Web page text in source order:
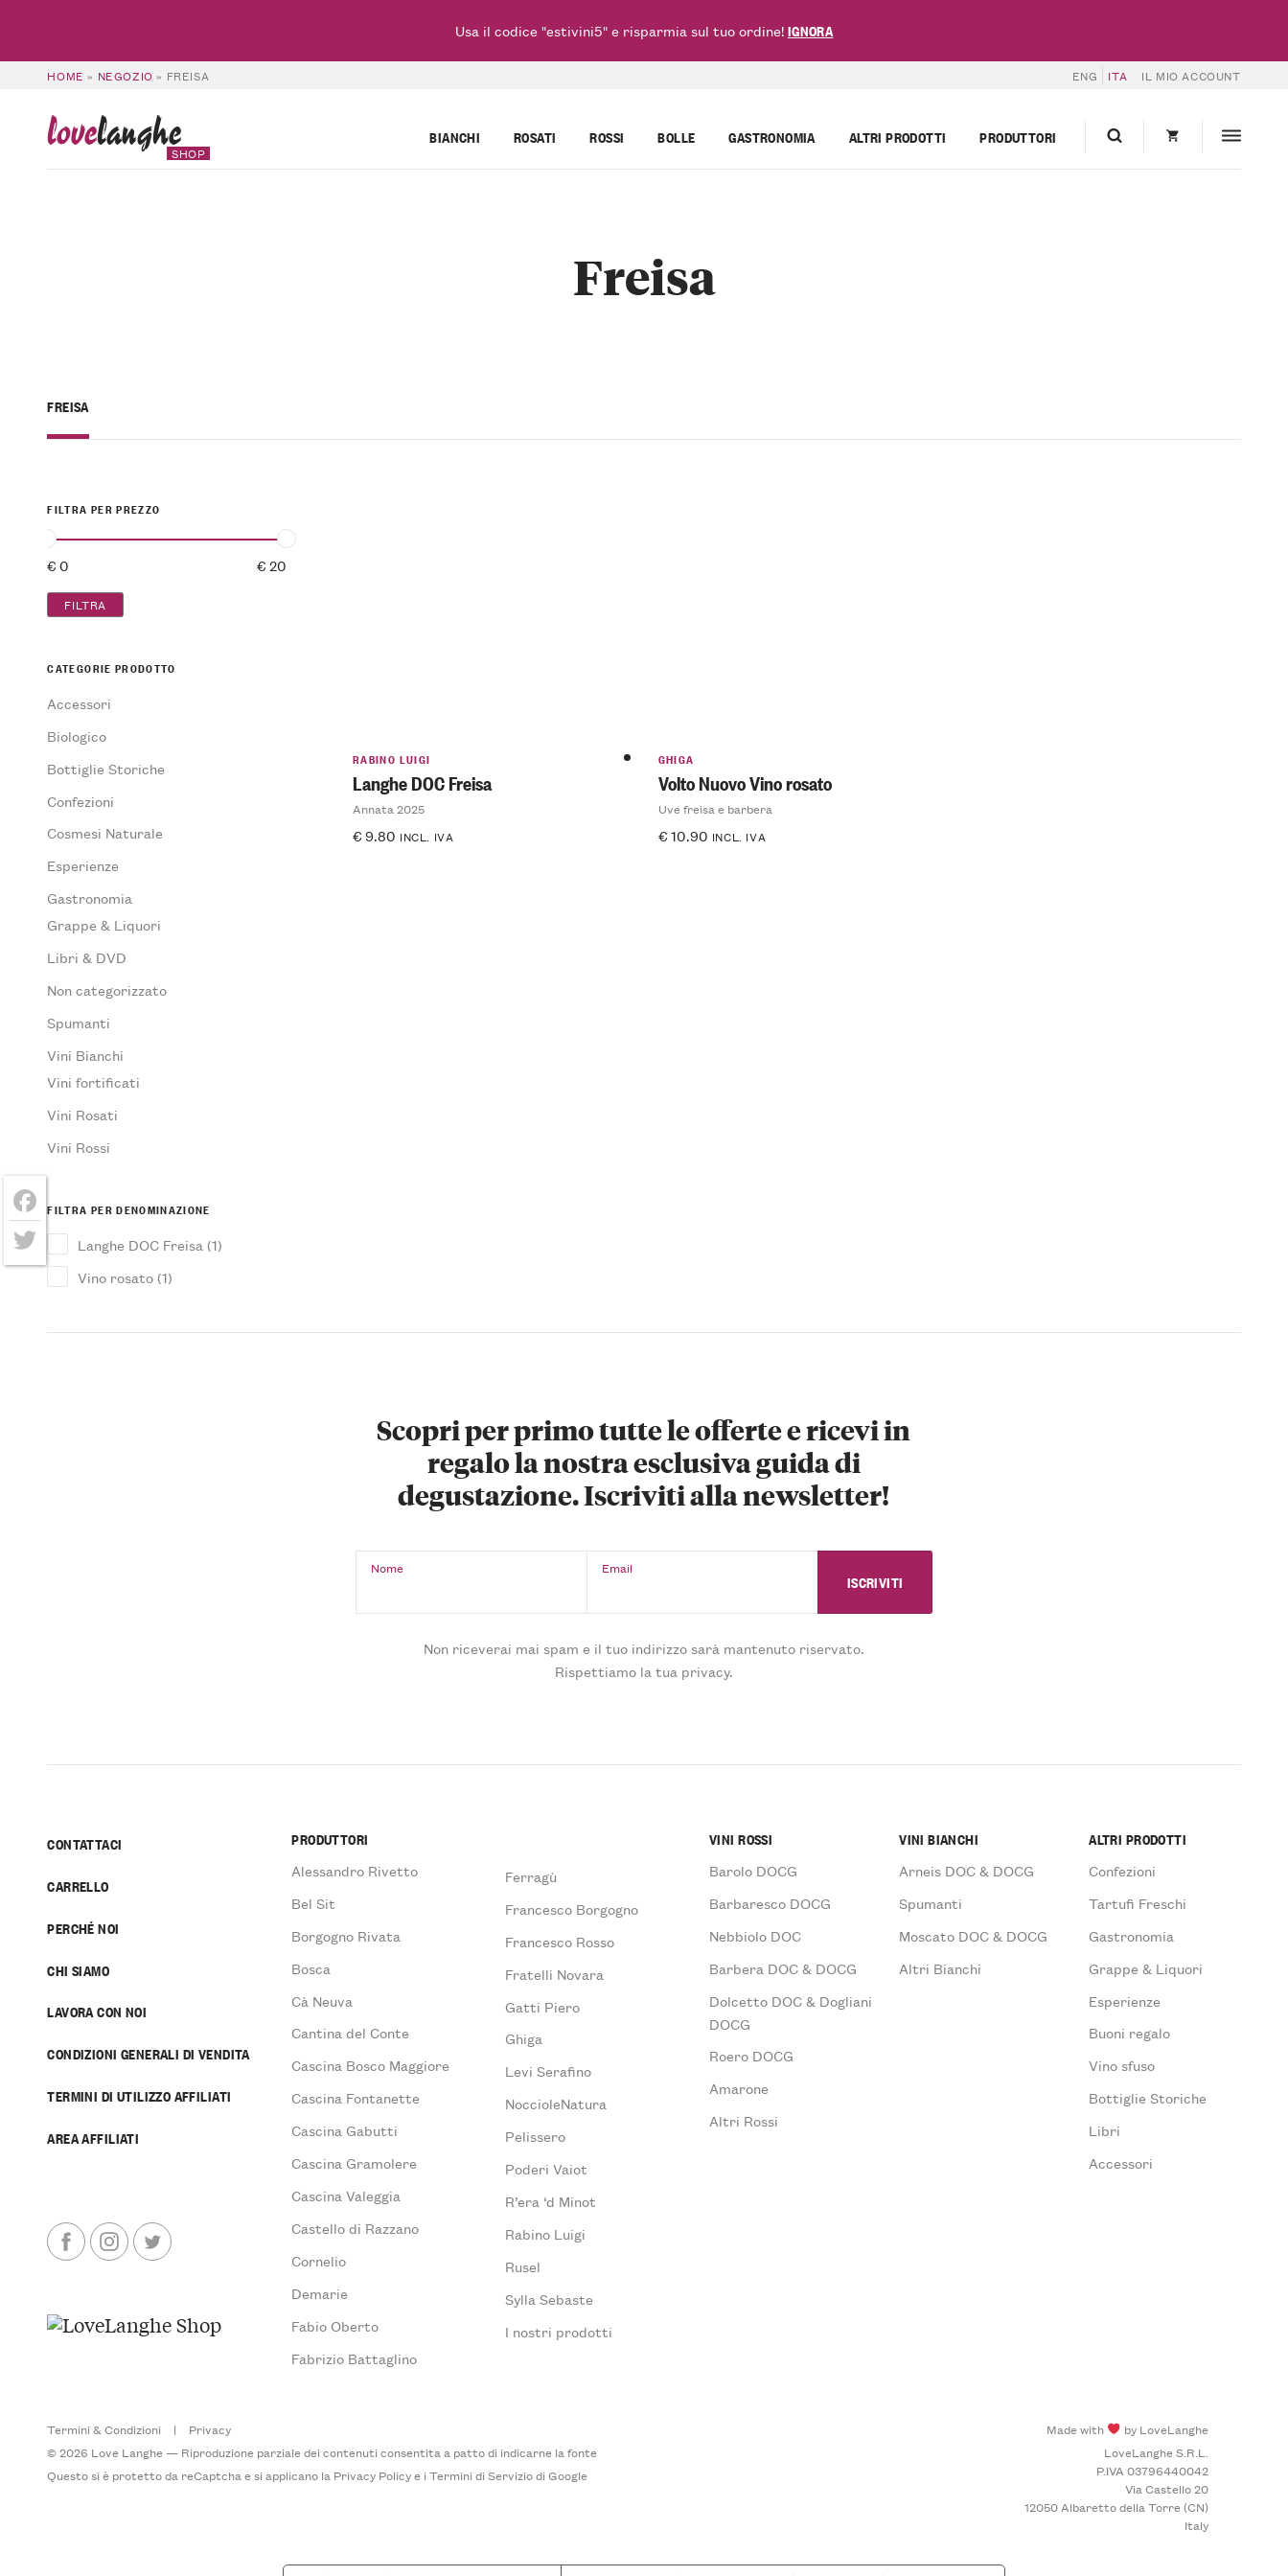
HOME » NEGOZIO » FREISA ENG ITA IL MIO ACCOUNT
lovelanghe
SHOP
BIANCHI ROSATI ROSSI BOLLE GASTRONOMIA ALTRI PRODOTTI PRODUTTORI
Freisa
FREISA
FILTRA PER PREZZO
FILTRA
CATEGORIE PRODOTTO
Accessori
Biologico
Bottiglie Storiche
Confezioni
Cosmesi Naturale
Esperienze
Gastronomia
Grappe & Liquori
Libri & DVD
Non categorizzato
Spumanti
Vini Bianchi
Vini fortificati
Vini Rosati
Vini Rossi
FILTRA PER DENOMINAZIONE
Langhe DOC Freisa (1)
Vino rosato (1)
RABINO LUIGI
Langhe DOC Freisa
Annata 2025
€9.80 INCL. IVA
GHIGA
Volto Nuovo Vino rosato
Uve freisa e barbera
€10.90 INCL. IVA
Scopri per primo tutte le offerte e ricevi in
regalo la nostra esclusiva guida di
degustazione. Iscriviti alla newsletter!
Nome Email
Non riceverai mai spam e il tuo indirizzo sarà mantenuto riservato.
Rispettiamo la tua privacy.
CONTATTACI
CARRELLO
PERCHÉ NOI
CHI SIAMO
LAVORA CON NOI
CONDIZIONI GENERALI DI VENDITA
TERMINI DI UTILIZZO AFFILIATI
AREA AFFILIATI
PRODUTTORI
Alessandro Rivetto
Bel Sit
Borgogno Rivata
Bosca
Cà Neuva
Cantina del Conte
Cascina Bosco Maggiore
Cascina Fontanette
Cascina Gabutti
Cascina Gramolere
Cascina Valeggia
Castello di Razzano
Cornelio
Demarie
Fabio Oberto
Fabrizio Battaglino
Ferragù
Francesco Borgogno
Francesco Rosso
Fratelli Novara
Gatti Piero
Ghiga
Levi Serafino
NoccioleNatura
Pelissero
Poderi Vaiot
R’era ‘d Minot
Rabino Luigi
Rusel
Sylla Sebaste
I nostri prodotti
VINI ROSSI
Barolo DOCG
Barbaresco DOCG
Nebbiolo DOC
Barbera DOC & DOCG
Dolcetto DOC & Dogliani
DOCG
Roero DOCG
Amarone
Altri Rossi
VINI BIANCHI
Arneis DOC & DOCG
Spumanti
Moscato DOC & DOCG
Altri Bianchi
ALTRI PRODOTTI
Confezioni
Tartufi Freschi
Gastronomia
Grappe & Liquori
Esperienze
Buoni regalo
Vino sfuso
Bottiglie Storiche
Libri
Accessori
Termini & Condizioni |
Privacy
© 2026 Love Langhe — Riproduzione parziale dei contenuti consentita a patto di indicarne la fonte
Questo si è protetto da reCaptcha e si applicano la Privacy Policye iTermini di Serviziodi Google
Made with
by LoveLanghe
LoveLanghe S.R.L.
P.IVA 03796440042
Via Castello 20
12050 Albaretto della Torre (CN)
Italy
Facebook
Twitter
Usa il codice "estivini5" e risparmia sul tuo ordine!IGNORA